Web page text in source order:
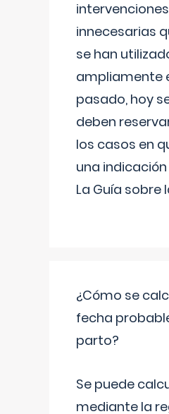
innecesarias
se han
ampliamente
pasado, hoy
deben
los casos en
una
La Guía sobre
¿Cómo se
fecha
parto?
Se puede
mediante la